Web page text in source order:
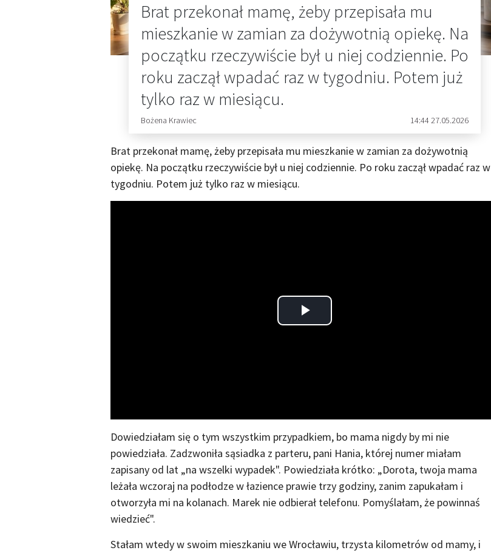
Brat przekonał mamę, żeby przepisała mu
mieszkanie w zamian za dożywotnią opiekę. Na
początku rzeczywiście był u niej codziennie. Po
roku zaczął wpadać raz w tygodniu. Potem już
tylko raz w miesiącu.
Bożena Krawiec 14:44 27.05.2026
Brat przekonał mamę, żeby przepisała mu mieszkanie w zamian za dożywotnią
opiekę. Na początku rzeczywiście był u niej codziennie. Po roku zaczął wpadać raz w
tygodniu. Potem już tylko raz w miesiącu.
Play
Dowiedziałam się o tym wszystkim przypadkiem, bo mama nigdy by mi nie
powiedziała. Zadzwoniła sąsiadka z parteru, pani Hania, której numer miałam
zapisany od lat „na wszelki wypadek". Powiedziała krótko: „Dorota, twoja mama
leżała wczoraj na podłodze w łazience prawie trzy godziny, zanim zapukałam i
otworzyła mi na kolanach. Marek nie odbierał telefonu. Pomyślałam, że powinnaś
wiedzieć".
Stałam wtedy w swoim mieszkaniu we Wrocławiu, trzysta kilometrów od mamy, i